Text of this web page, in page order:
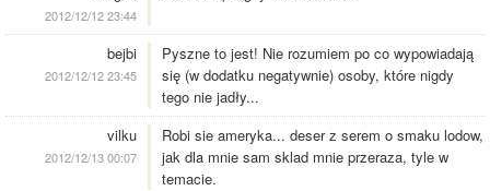
2012/12/12 23:44
bejbi
2012/12/12 23:45
Pyszne to jest! Nie rozumiem po co wypowiadają
się (w dodatku negatywnie) osoby, które nigdy
tego nie jadły...
vilku
2012/12/13 00:07
Robi sie ameryka... deser z serem o smaku lodow,
jak dla mnie sam sklad mnie przeraza, tyle w
temacie.